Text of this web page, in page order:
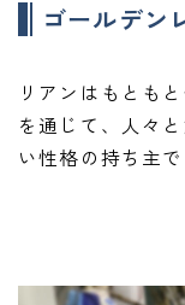
ゴールデン
リアンはもとも
を通じて、人々
い性格の持ち主で